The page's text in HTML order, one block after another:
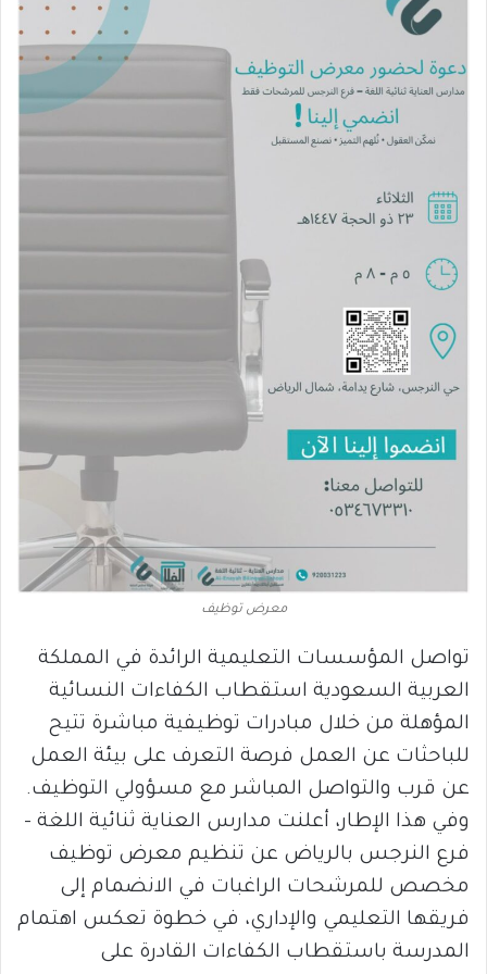
معرض توظيف
تواصل المؤسسات التعليمية الرائدة في المملكة
العربية السعودية استقطاب الكفاءات النسائية
المؤهلة من خلال مبادرات توظيفية مباشرة تتيح
للباحثات عن العمل فرصة التعرف على بيئة العمل
عن قرب والتواصل المباشر مع مسؤولي التوظيف.
وفي هذا الإطار، أعلنت مدارس العناية ثنائية اللغة –
فرع النرجس بالرياض عن تنظيم معرض توظيف
مخصص للمرشحات الراغبات في الانضمام إلى
فريقها التعليمي والإداري، في خطوة تعكس اهتمام
المدرسة باستقطاب الكفاءات القادرة على